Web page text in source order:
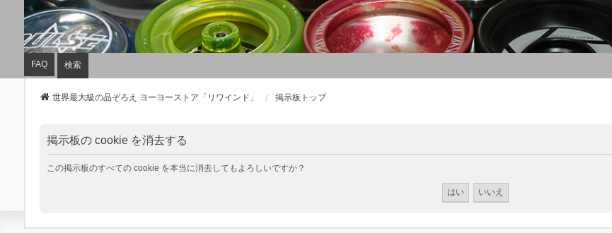
FAQ 検索
世界最大級の品ぞろえ ヨーヨーストア「リワインド」 掲示板トップ
掲示板の cookie を消去する
この掲示板のすべての cookie を本当に消去してもよろしいですか？